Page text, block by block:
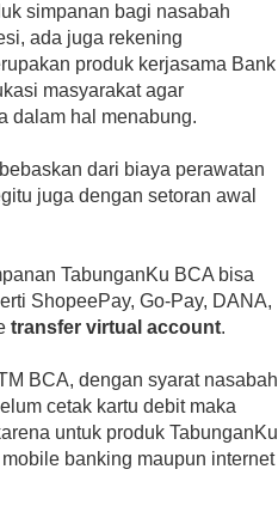
simpanan bagi nasabah
ada juga rekening
produk kerjasama Bank
masyarakat agar
dalam hal menabung.
dari biaya perawatan
juga dengan setoran awal
TabunganKu BCA bisa
ShopeePay, Go-Pay, DANA,
transfer virtual account.
BCA, dengan syarat nasabah
cetak kartu debit maka
untuk produk TabunganKu
banking maupun internet